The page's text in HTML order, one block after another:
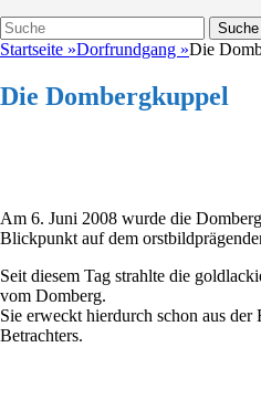
Suche
Suche
nach:
Startseite »Dorfrundgang »Die
Die Dombergkuppel
Am 6. Juni 2008 wurde die
Blickpunkt auf dem
Seit diesem Tag strahlte die
vom Domberg.
Sie erweckt hierdurch schon aus
Betrachters.